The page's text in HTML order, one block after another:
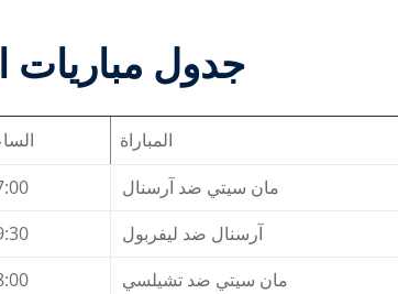
جدول مباريات
المباراة
مان سيتي ضد آرسنال
آرسنال ضد ليفربول
مان سيتي ضد تشيلسي